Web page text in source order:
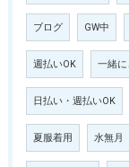
ブログ GW中
週払いOK 一緒
日払い・週払いOK
夏服着用 水無月